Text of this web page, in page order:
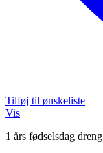
Tilføj til ønskeliste
Vis
1 års fødselsdag dreng